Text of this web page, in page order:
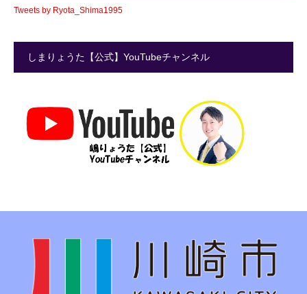
Tweets by Ryota_Shima1995
しまりょうた【公式】YouTubeチャンネル